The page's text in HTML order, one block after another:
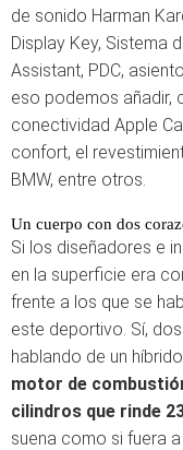
de sonido Harman
Display Key, Sistema
Assistant, PDC,
eso podemos añadir,
conectividad Apple
confort, el
BMW, entre otros.
Un cuerpo con dos
Si los diseñadores e
en la superficie era
frente a los que se
este deportivo. Sí,
hablando de un
motor de
cilindros que rinde
suena como si fuera